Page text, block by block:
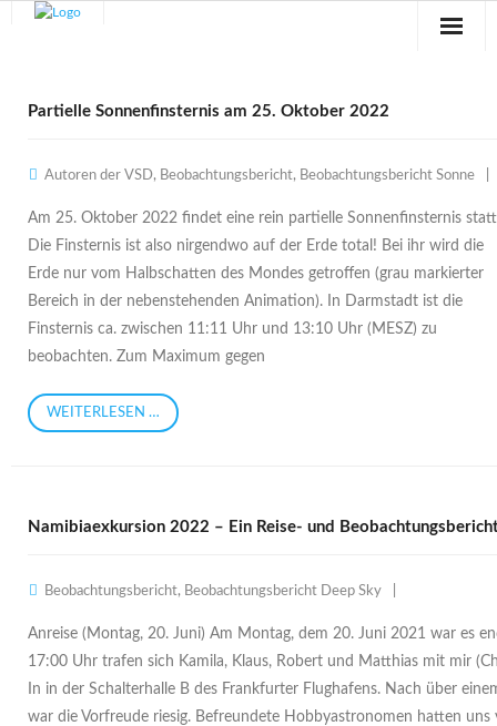
Verein
Galerie
Anfahrt
Partielle Sonnenfinsternis am 25. Oktober 2022
Autoren der VSD, Beobachtungsbericht, Beobachtungsbericht Sonne
Am 25. Oktober 2022 findet eine rein partielle Sonnenfinsternis
Die Finsternis ist also nirgendwo auf der Erde total! Bei ihr wird die
Erde nur vom Halbschatten des Mondes getroffen (grau markierter
Bereich in der nebenstehenden Animation). In Darmstadt ist die
Finsternis ca. zwischen 11:11 Uhr und 13:10 Uhr (MESZ) zu
beobachten. Zum Maximum gegen
WEITERLESEN …
Namibiaexkursion 2022 – Ein Reise- und
Beobachtungsbericht, Beobachtungsbericht Deep Sky
Anreise (Montag, 20. Juni) Am Montag, dem 20. Juni 2021 war es
17:00 Uhr trafen sich Kamila, Klaus, Robert und Matthias mit mir
In in der Schalterhalle B des Frankfurter Flughafens. Nach über
war die Vorfreude riesig. Befreundete Hobbyastronomen hatten uns